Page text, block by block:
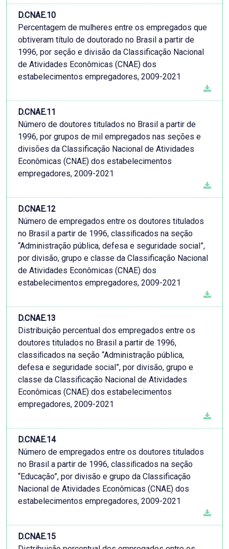
D.CNAE.10
Percentagem de mulheres entre os empregados que
obtiveram título de doutorado no Brasil a partir de
1996, por seção e divisão da Classificação Nacional
de Atividades Econômicas (CNAE) dos
estabelecimentos empregadores, 2009-2021
D.CNAE.11
Número de doutores titulados no Brasil a partir de
1996, por grupos de mil empregados nas seções e
divisões da Classificação Nacional de Atividades
Econômicas (CNAE) dos estabelecimentos
empregadores, 2009-2021
D.CNAE.12
Número de empregados entre os doutores titulados
no Brasil a partir de 1996, classiﬁcados na seção
“Administração pública, defesa e seguridade social”,
por divisão, grupo e classe da Classificação Nacional
de Atividades Econômicas (CNAE) dos
estabelecimentos empregadores, 2009-2021
D.CNAE.13
Distribuição percentual dos empregados entre os
doutores titulados no Brasil a partir de 1996,
classiﬁcados na seção “Administração pública,
defesa e seguridade social”, por divisão, grupo e
classe da Classificação Nacional de Atividades
Econômicas (CNAE) dos estabelecimentos
empregadores, 2009-2021
D.CNAE.14
Número de empregados entre os doutores titulados
no Brasil a partir de 1996, classiﬁcados na seção
“Educação”, por divisão e grupo da Classificação
Nacional de Atividades Econômicas (CNAE) dos
estabelecimentos empregadores, 2009-2021
D.CNAE.15